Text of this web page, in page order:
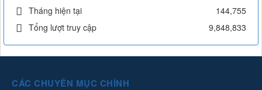
Tháng hiện tại
144,755
Tổng lượt truy cập
9,848,833
CÁC CHUYÊN MỤC CHÍNH